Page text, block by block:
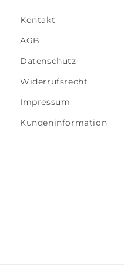
Kontakt
AGB
Datenschutz
Widerrufsrecht
Impressum
Kundeninformation